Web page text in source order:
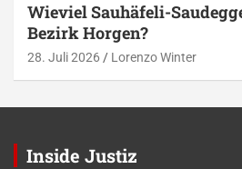
Wieviel Sauhäfeli-
Bezirk Horgen?
28. Juli 2026 Lorenzo Winter
Inside Justiz